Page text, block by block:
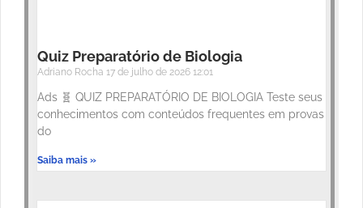
Quiz Preparatório de Biologia
Adriano Rocha 17 de julho de 2026 12:01
Ads 🧬 QUIZ PREPARATÓRIO DE BIOLOGIA Teste seus
conhecimentos com conteúdos frequentes em provas
do
Saiba mais »